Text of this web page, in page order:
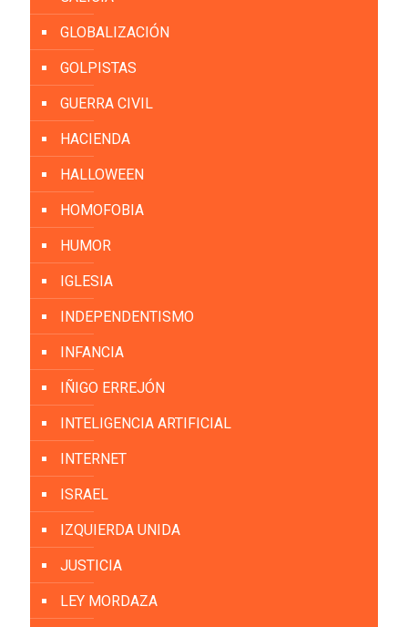
GLOBALIZACIÓN
GOLPISTAS
GUERRA CIVIL
HACIENDA
HALLOWEEN
HOMOFOBIA
HUMOR
IGLESIA
INDEPENDENTISMO
INFANCIA
IÑIGO ERREJÓN
INTELIGENCIA ARTIFICIAL
INTERNET
ISRAEL
IZQUIERDA UNIDA
JUSTICIA
LEY MORDAZA